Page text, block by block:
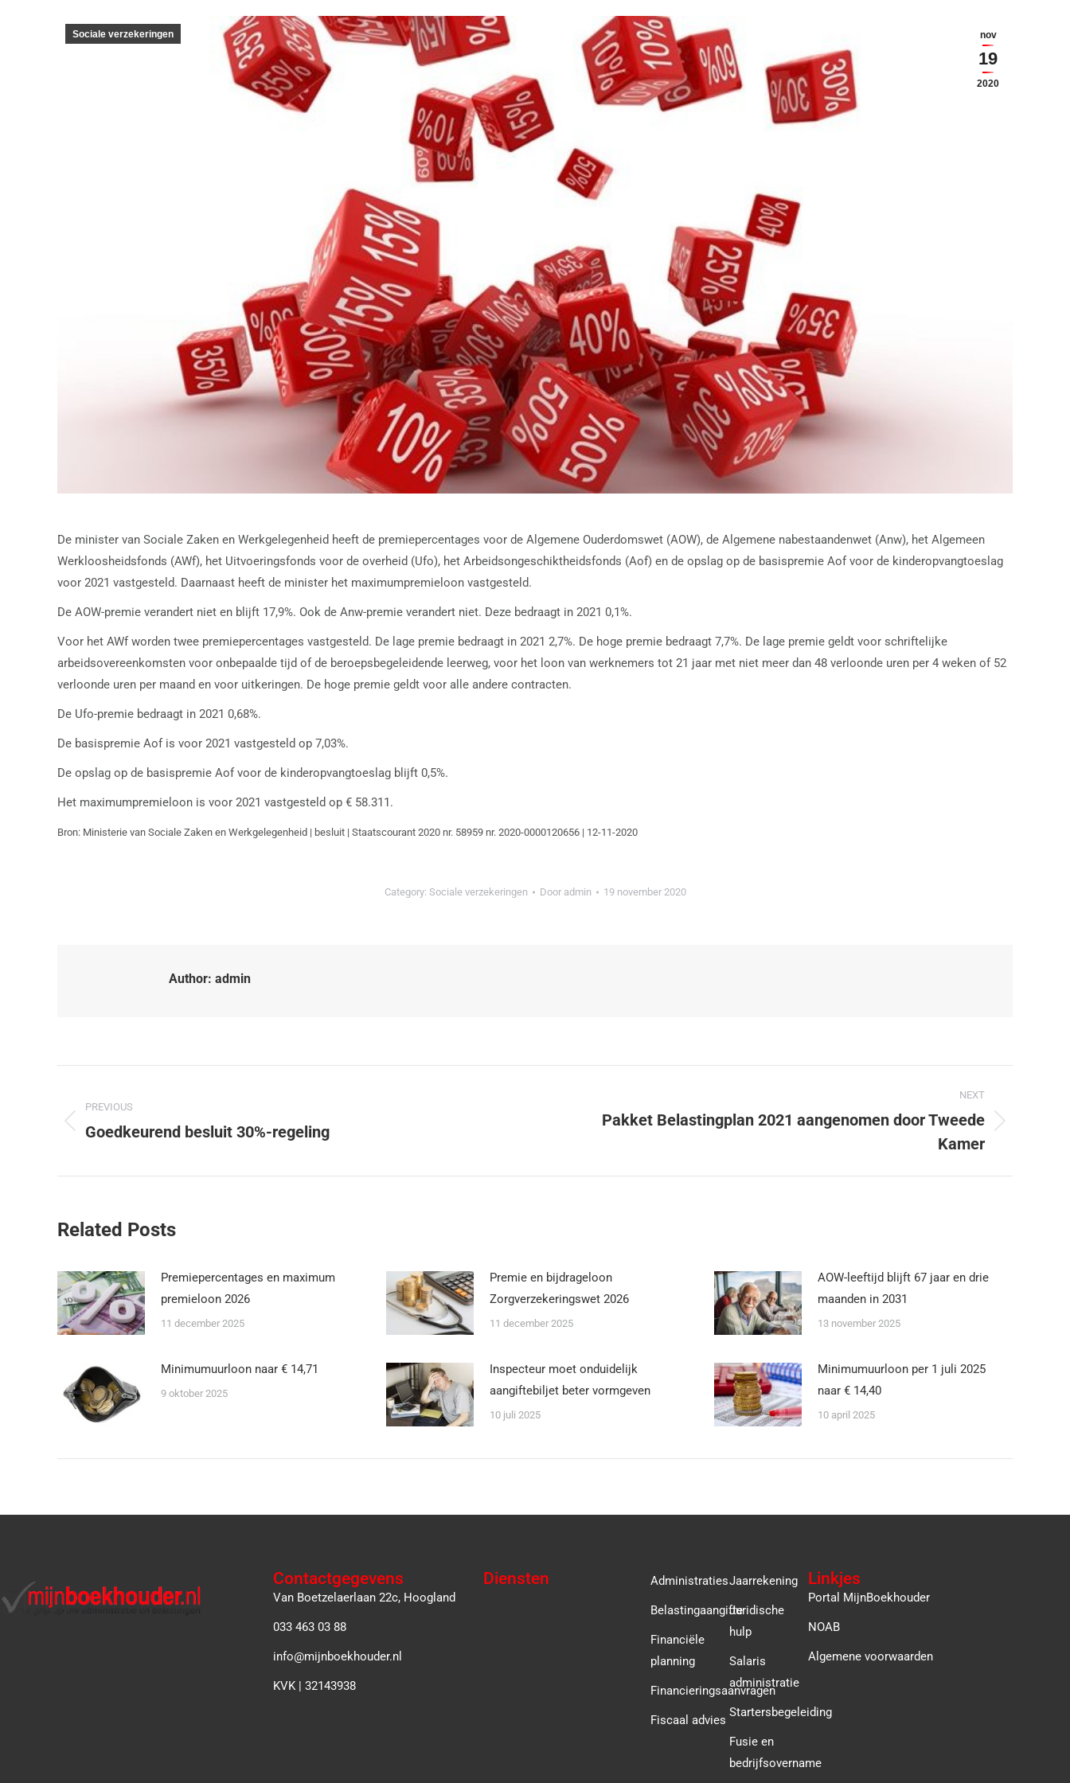
nov
19
2020
Sociale verzekeringen
De minister van Sociale Zaken en Werkgelegenheid heeft de premiepercentages voor de Algemene Ouderdomswet (AOW), de Algemene nabestaandenwet (Anw), het Algemeen
Werkloosheidsfonds (AWf), het Uitvoeringsfonds voor de overheid (Ufo), het Arbeidsongeschiktheidsfonds (Aof) en de opslag op de basispremie Aof voor de kinderopvangtoeslag
voor 2021 vastgesteld. Daarnaast heeft de minister het maximumpremieloon vastgesteld.
De AOW-premie verandert niet en blijft 17,9%. Ook de Anw-premie verandert niet. Deze bedraagt in 2021 0,1%.
Voor het AWf worden twee premiepercentages vastgesteld. De lage premie bedraagt in 2021 2,7%. De hoge premie bedraagt 7,7%. De lage premie geldt voor schriftelijke
arbeidsovereenkomsten voor onbepaalde tijd of de beroepsbegeleidende leerweg, voor het loon van werknemers tot 21 jaar met niet meer dan 48 verloonde uren per 4 weken of 52
verloonde uren per maand en voor uitkeringen. De hoge premie geldt voor alle andere contracten.
De Ufo-premie bedraagt in 2021 0,68%.
De basispremie Aof is voor 2021 vastgesteld op 7,03%.
De opslag op de basispremie Aof voor de kinderopvangtoeslag blijft 0,5%.
Het maximumpremieloon is voor 2021 vastgesteld op € 58.311.
Bron: Ministerie van Sociale Zaken en Werkgelegenheid | besluit | Staatscourant 2020 nr. 58959 nr. 2020-0000120656 | 12-11-2020
Category: Sociale verzekeringen Door admin 19 november 2020
Author: admin
PREVIOUS
Goedkeurend besluit 30%-regeling
NEXT
Pakket Belastingplan 2021 aangenomen door Tweede
Kamer
Related Posts
Premiepercentages en maximum
premieloon 2026
11 december 2025
Premie en bijdrageloon
Zorgverzekeringswet 2026
11 december 2025
AOW-leeftijd blijft 67 jaar en drie
maanden in 2031
13 november 2025
Minimumuurloon naar € 14,71
9 oktober 2025
Inspecteur moet onduidelijk
aangiftebiljet beter vormgeven
10 juli 2025
Minimumuurloon per 1 juli 2025
naar € 14,40
10 april 2025
Contactgegevens
Van Boetzelaerlaan 22c, Hoogland
033 463 03 88
info@mijnboekhouder.nl
KVK | 32143938
Diensten Administraties
Belastingaangifte
Financiële
planning
Financieringsaanvragen
Fiscaal advies
Jaarrekening
Juridische
hulp
Salaris
administratie
Startersbegeleiding
Fusie en
bedrijfsovername
Linkjes
Portal MijnBoekhouder
NOAB
Algemene voorwaarden